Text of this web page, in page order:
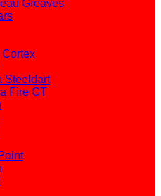
Greaves
Steeldart
Fire GT